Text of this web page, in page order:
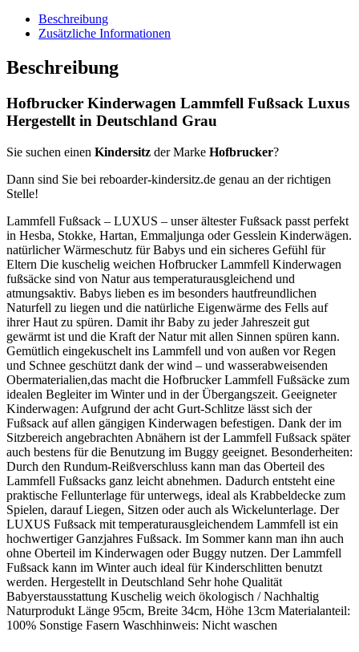
Beschreibung
Zusätzliche Informationen
Beschreibung
Hofbrucker Kinderwagen Lammfell Fußsack Luxus
Hergestellt in Deutschland Grau
Sie suchen einen Kindersitz der Marke Hofbrucker?
Dann sind Sie bei reboarder-kindersitz.de genau an der richtigen
Stelle!
Lammfell Fußsack – LUXUS – unser ältester Fußsack passt perfekt
in Hesba, Stokke, Hartan, Emmaljunga oder Gesslein Kinderwägen.
natürlicher Wärmeschutz für Babys und ein sicheres Gefühl für
Eltern Die kuschelig weichen Hofbrucker Lammfell Kinderwagen
fußsäcke sind von Natur aus temperaturausgleichend und
atmungsaktiv. Babys lieben es im besonders hautfreundlichen
Naturfell zu liegen und die natürliche Eigenwärme des Fells auf
ihrer Haut zu spüren. Damit ihr Baby zu jeder Jahreszeit gut
gewärmt ist und die Kraft der Natur mit allen Sinnen spüren kann.
Gemütlich eingekuschelt ins Lammfell und von außen vor Regen
und Schnee geschützt dank der wind – und wasserabweisenden
Obermaterialien,das macht die Hofbrucker Lammfell Fußsäcke zum
idealen Begleiter im Winter und in der Übergangszeit. Geeigneter
Kinderwagen: Aufgrund der acht Gurt-Schlitze lässt sich der
Fußsack auf allen gängigen Kinderwagen befestigen. Dank der im
Sitzbereich angebrachten Abnähern ist der Lammfell Fußsack später
auch bestens für die Benutzung im Buggy geeignet. Besonderheiten:
Durch den Rundum-Reißverschluss kann man das Oberteil des
Lammfell Fußsacks ganz leicht abnehmen. Dadurch entsteht eine
praktische Fellunterlage für unterwegs, ideal als Krabbeldecke zum
Spielen, darauf Liegen, Sitzen oder auch als Wickelunterlage. Der
LUXUS Fußsack mit temperaturausgleichendem Lammfell ist ein
hochwertiger Ganzjahres Fußsack. Im Sommer kann man ihn auch
ohne Oberteil im Kinderwagen oder Buggy nutzen. Der Lammfell
Fußsack kann im Winter auch ideal für Kinderschlitten benutzt
werden. Hergestellt in Deutschland Sehr hohe Qualität
Babyerstausstattung Kuschelig weich ökologisch / Nachhaltig
Naturprodukt Länge 95cm, Breite 34cm, Höhe 13cm Materialanteil:
100% Sonstige Fasern Waschhinweis: Nicht waschen